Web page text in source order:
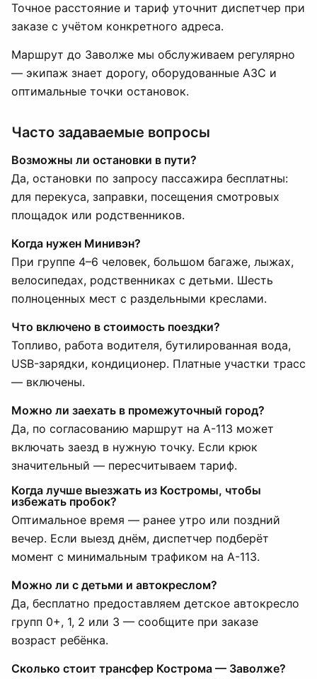
Точное расстояние и тариф уточнит диспетчер при
заказе с учётом конкретного адреса.
Маршрут до Заволже мы обслуживаем регулярно
— экипаж знает дорогу, оборудованные АЗС и
оптимальные точки остановок.
Часто задаваемые вопросы
Возможны ли остановки в пути?
Да, остановки по запросу пассажира бесплатны:
для перекуса, заправки, посещения смотровых
площадок или родственников.
Когда нужен Минивэн?
При группе 4–6 человек, большом багаже, лыжах,
велосипедах, родственниках с детьми. Шесть
полноценных мест с раздельными креслами.
Что включено в стоимость поездки?
Топливо, работа водителя, бутилированная вода,
USB-зарядки, кондиционер. Платные участки трасс
— включены.
Можно ли заехать в промежуточный город?
Да, по согласованию маршрут на А-113 может
включать заезд в нужную точку. Если крюк
значительный — пересчитываем тариф.
Когда лучше выезжать из Костромы, чтобы
избежать пробок?
Оптимальное время — ранее утро или поздний
вечер. Если выезд днём, диспетчер подберёт
момент с минимальным трафиком на А-113.
Можно ли с детьми и автокреслом?
Да, бесплатно предоставляем детское автокресло
групп 0+, 1, 2 или 3 — сообщите при заказе
возраст ребёнка.
Сколько стоит трансфер Кострома — Заволже?